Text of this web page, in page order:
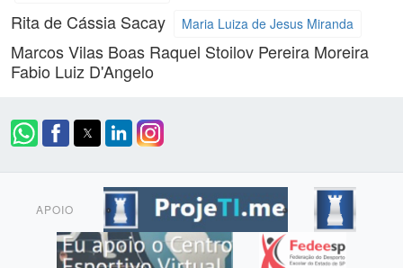
Rita de Cássia Sacay
Maria Luiza de Jesus Miranda
Marcos Vilas Boas Raquel Stoilov Pereira Moreira
Fabio Luiz D'Angelo
APOIO